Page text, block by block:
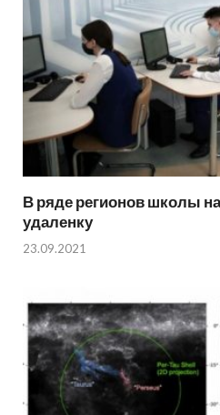
В ряде регионов школы
удаленку
23.09.2021